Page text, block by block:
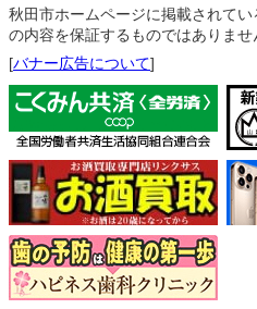
秋田市ホームページに掲載されて
の内容を保証するものではありませ
[バナー広告について]